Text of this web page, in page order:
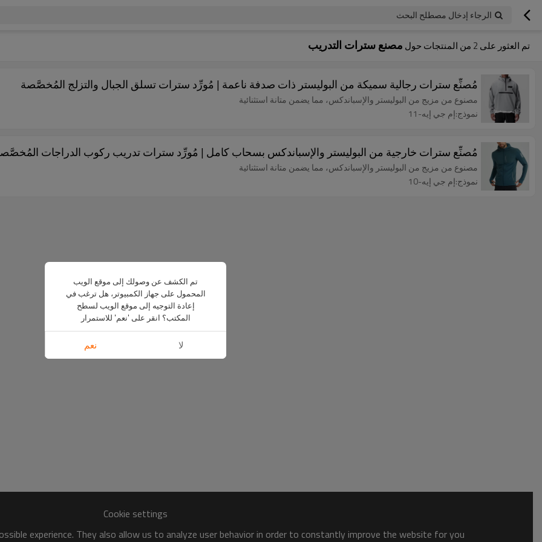
الرجاء إدخال مصطلح البحث
تم العثور على 2 من المنتجات حول مصنع سترات التدريب
مُصنِّع سترات رجالية سميكة من البوليستر ذات صدفة ناعمة | مُورِّد سترات تسلق الجبال والتزلج المُخصَّصة
مصنوع من مزيج من البوليستر والإسباندكس، مما يضمن متانة استثنائية
نموذج:إم جي إيه-11
مُصنِّع سترات خارجية من البوليستر والإسباندكس بسحاب كامل | مُورِّد سترات تدريب ركوب الدراجات
مصنوع من مزيج من البوليستر والإسباندكس، مما يضمن متانة استثنائية
نموذج:إم جي إيه-10
Cookie settings
experience. They also allow us to analyze user behavior in order to constantly improve the website for you.
تم الكشف عن وصولك إلى موقع الويب
المحمول على جهاز الكمبيوتر، هل ترغب في
إعادة التوجيه إلى موقع الويب لسطح
المكتب؟ انقر على 'نعم' للاستمرار
لا نعم